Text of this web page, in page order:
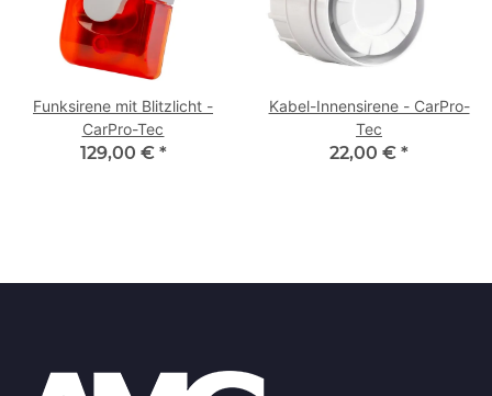
Funksirene mit Blitzlicht -
CarPro-Tec
129,00 € *
Kabel-Innensirene - CarPro-
Tec
22,00 € *